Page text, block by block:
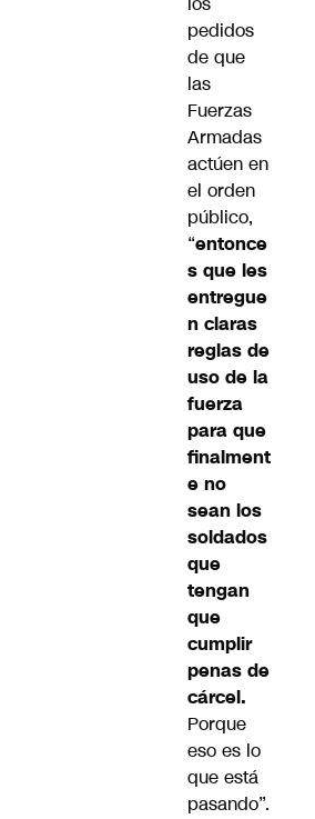
pedidos
de que
las
Fuerzas
Armadas
actúen en
el orden
público,
“entonce
s que les
entregue
n claras
reglas de
uso de la
fuerza
para que
finalment
e no
sean los
soldados
que
tengan
que
cumplir
penas de
cárcel.
Porque
eso es lo
que está
pasando”.